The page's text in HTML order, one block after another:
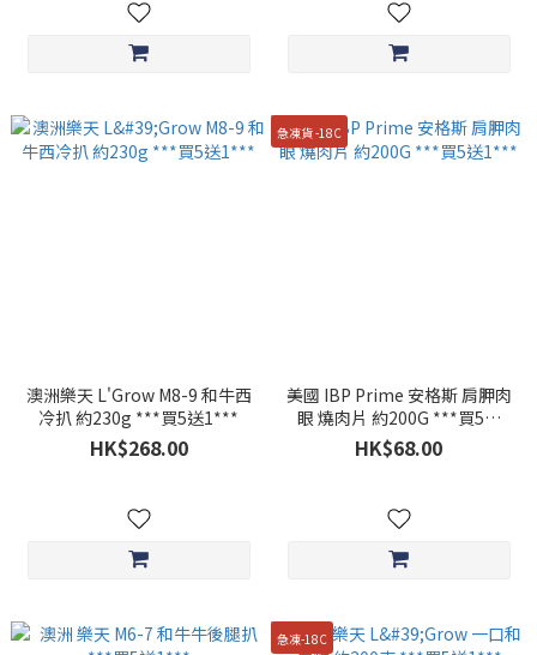
澳洲樂天 L'Grow M8-9 和牛西
冷扒 約230g ***買5送1***
HK$268.00
急凍貨 -18C
美國 IBP Prime 安格斯 肩胛肉
眼 燒肉片 約200G ***買5送
1***
HK$68.00
急凍-18C